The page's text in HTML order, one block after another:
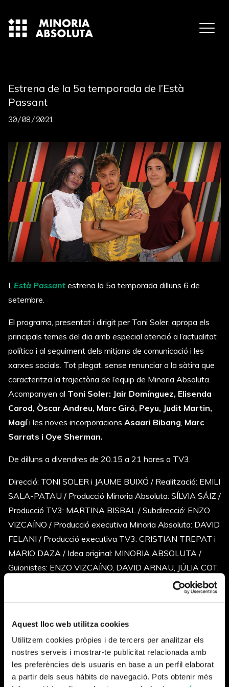
Aquest lloc web utilitza cookies
Utilitzem cookies pròpies i de tercers per analitzar els
nostres serveis i mostrar-te publicitat relacionada amb
les preferències dels usuaris en base a un perfil elaborat
a partir dels seus hàbits de navegació. Pots obtenir més
Estrena de la 5a temporada de l’Està
Passant
30/08/2021
L’Està Passant estrena la 5a temporada dilluns 6 de
setembre.
El programa, presentat i dirigit per Toni Soler, apropa els
principals temes del dia amb especial atenció a l’actualitat
política i al seguiment dels mitjans de comunicació i les
xarxes socials. Tot plegat, sense renunciar a la sàtira que
caracteritza la trajectòria de l’equip de Minoria Absoluta.
Acompanyen al Toni Soler: Jair Domínguez, Elisenda
Carod, Òscar Andreu, Marc Giró, Peyu, Judit Martin,
Magíi les noves incorporacions Asaari Bibang Marc
Sarrats i Oye Sherman.
De dilluns a divendres de 20.15 a 21 hores a TV3.
Direcció: TONI SOLER i JAUME BUIXÓ / Realització: EMILI
SALA-PATAU / Producció Minoria Absoluta: SÍLVIA SÁIZ /
Producció TV3: MARTINA BISBAL / Subdirecció: ENZO
VIZCAÍNO / Producció executiva Minoria Absoluta: DAVID
FELANI / Producció executiva TV3: CRISTIAN TREPAT i
MARIO DAZA / Idea original: MINORIA ABSOLUTA /
Guionistes: ENZO VIZCAÍNO, DAVID ARNAU, JÚLIA COT,
FRANCESC FONTRODONA, MAGÍ GARCIA y JAVI
MARTÍN / Cap de redacció: GEMMA VILLAVERDE /
MANEL ROIG / Xarxes socials i memes: RAQUEL
HERVÁS / Disseny gràfic: VASAVA / Música original: DANI
LLAMAS i IGNASI TALTAVULL / Direcció de producció:
MIREIA GAITÁN / Ajudants de producció: PAU DIRAN i
ANA ELIAS / Secretària de producció: ESTER NARANJO /